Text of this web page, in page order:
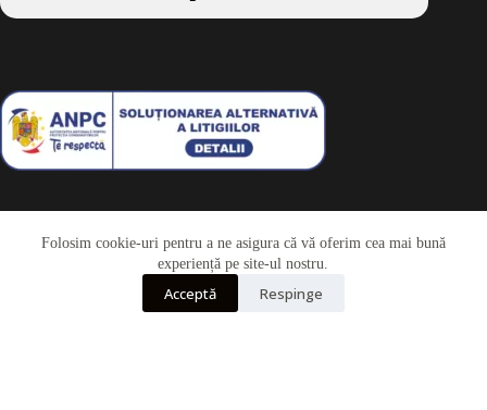
Folosim cookie-uri pentru a ne asigura că vă oferim cea mai bună
experiență pe site-ul nostru.
Acceptă Respinge
Drepturi de autor © 2026 - Dkbike.ropowered by